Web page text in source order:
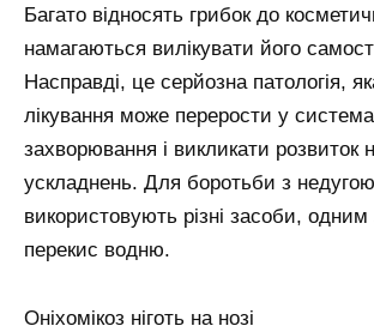
Багато відносять грибок до
намагаються вилікувати його
Насправді, це серйозна патологія,
лікування може перерости у
захворювання і викликати розвиток
ускладнень. Для боротьби з недугою
використовують різні засоби, одним
перекис водню.
Оніхомікоз ніготь на нозі